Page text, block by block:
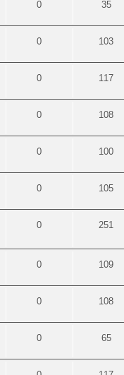
0 35
0 103
0 117
0 108
0 100
0 105
0 251
0 109
0 108
0 65